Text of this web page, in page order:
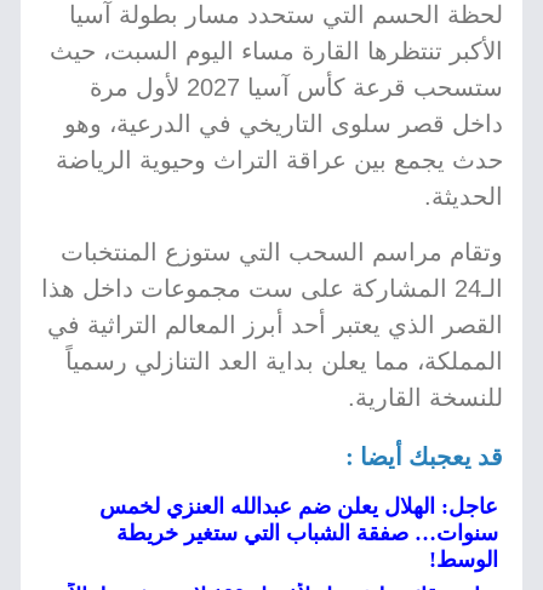
لحظة الحسم التي ستحدد مسار بطولة آسيا
الأكبر تنتظرها القارة مساء اليوم السبت، حيث
ستسحب قرعة كأس آسيا 2027 لأول مرة
داخل قصر سلوى التاريخي في الدرعية، وهو
حدث يجمع بين عراقة التراث وحيوية الرياضة
الحديثة.
وتقام مراسم السحب التي ستوزع المنتخبات
الـ24 المشاركة على ست مجموعات داخل هذا
القصر الذي يعتبر أحد أبرز المعالم التراثية في
المملكة، مما يعلن بداية العد التنازلي رسمياً
للنسخة القارية.
قد يعجبك أيضا :
عاجل: الهلال يعلن ضم عبدالله العنزي لخمس
سنوات… صفقة الشباب التي ستغير خريطة
الوسط!